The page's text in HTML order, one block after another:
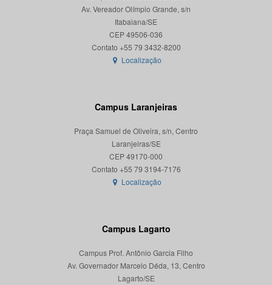
Av. Vereador Olímpio Grande, s/n
Itabaiana/SE
CEP 49506-036
Localização
Campus Laranjeiras
Praça Samuel de Oliveira, s/n, Centro
Laranjeiras/SE
CEP 49170-000
Localização
Campus Lagarto
Campus Prof. Antônio Garcia Filho
Av. Governador Marcelo Déda, 13, Centro
Lagarto/SE